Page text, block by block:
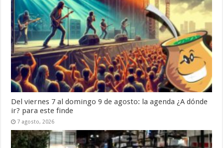
Del viernes 7 al domingo 9 de agosto: la agenda ¿A dónde
ir? para este finde
7 agosto, 2026